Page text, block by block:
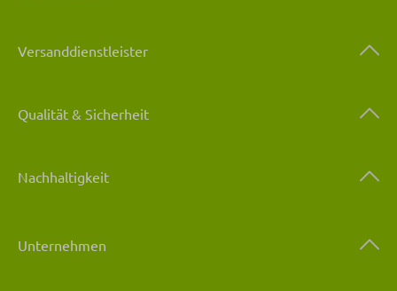
Versanddienstleister
Qualität & Sicherheit
Nachhaltigkeit
Unternehmen